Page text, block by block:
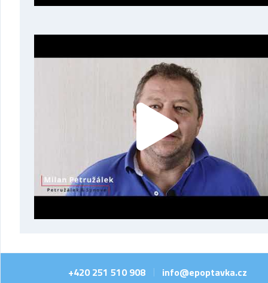
+420 251 510 908 info@epoptavka.cz